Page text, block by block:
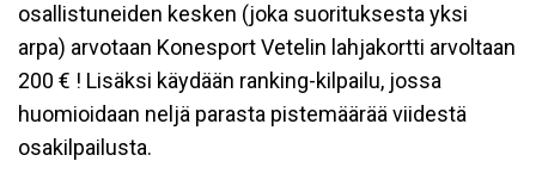
osallistuneiden kesken (joka suorituksesta yksi
arpa) arvotaan Konesport Vetelin lahjakortti arvoltaan
200 € ! Lisäksi käydään ranking-kilpailu, jossa
huomioidaan neljä parasta pistemäärää viidestä
osakilpailusta.